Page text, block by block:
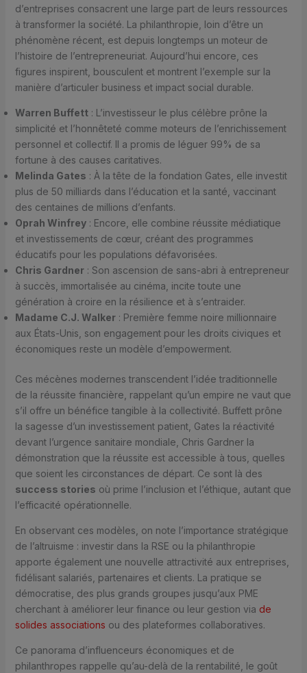
d’entreprises consacrent une large part de leurs ressources
à transformer la société. La philanthropie, loin d’être un
phénomène récent, est depuis longtemps un moteur de
l’histoire de l’entrepreneuriat. Aujourd’hui encore, ces
figures inspirent, bousculent et montrent l’exemple sur la
manière d’articuler business et impact social durable.
Warren Buffett: L’investisseur le plus célèbre prône la
simplicité et l’honnêteté comme moteurs de l’enrichissement
personnel et collectif. Il a promis de léguer 99% de sa
fortune à des causes caritatives.
Melinda Gates : À la tête de la fondation Gates, elle investit
plus de 50 milliards dans l’éducation et la santé, vaccinant
des centaines de millions d’enfants.
Oprah Winfrey: Encore, elle combine réussite médiatique
et investissements de cœur, créant des programmes
éducatifs pour les populations défavorisées.
Chris Gardner: Son ascension de sans-abri à entrepreneur
à succès, immortalisée au cinéma, incite toute une
génération à croire en la résilience et à s’entraider.
Madame C.J. Walker: Première femme noire millionnaire
aux États-Unis, son engagement pour les droits civiques et
économiques reste un modèle d’empowerment.
Ces mécènes modernes transcendent l’idée traditionnelle
de la réussite financière, rappelant qu’un empire ne vaut que
s’il offre un bénéfice tangible à la collectivité. Buffett prône
la sagesse d’un investissement patient, Gates la réactivité
devant l’urgence sanitaire mondiale, Chris Gardner la
démonstration que la réussite est accessible à tous, quelles
que soient les circonstances de départ. Ce sont là des
success stories où prime l’inclusion et l’éthique, autant que
l’efficacité opérationnelle.
En observant ces modèles, on note l’importance stratégique
de l’altruisme : investir dans la RSE ou la philanthropie
apporte également une nouvelle attractivité aux entreprises,
fidélisant salariés, partenaires et clients. La pratique se
démocratise, des plus grands groupes jusqu’aux PME
cherchant à améliorer leur finance ou leur gestion via de
solides associations ou des plateformes collaboratives.
Ce panorama d’influenceurs économiques et de
philanthropes rappelle qu’au-delà de la rentabilité, le goût